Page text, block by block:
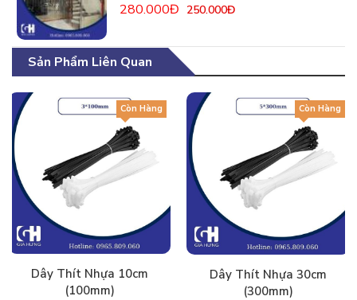
280.000Đ 250.000Đ
Sản Phẩm Liên Quan
Còn Hàng
Dây Thít Nhựa 10cm
(100mm)
Còn Hàng
Dây Thít Nhựa 30cm
(300mm)